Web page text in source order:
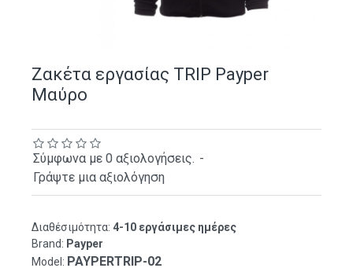
Ζακέτα εργασίας TRIP Payper
Μαύρο
Διαθέσιμότητα: 4-10 εργάσιμες ημέρες
Brand: Payper
Model: PAYPERTRIP-02
Σύμφωνα με 0 αξιολογήσεις. -
Γράψτε μια αξιολόγηση